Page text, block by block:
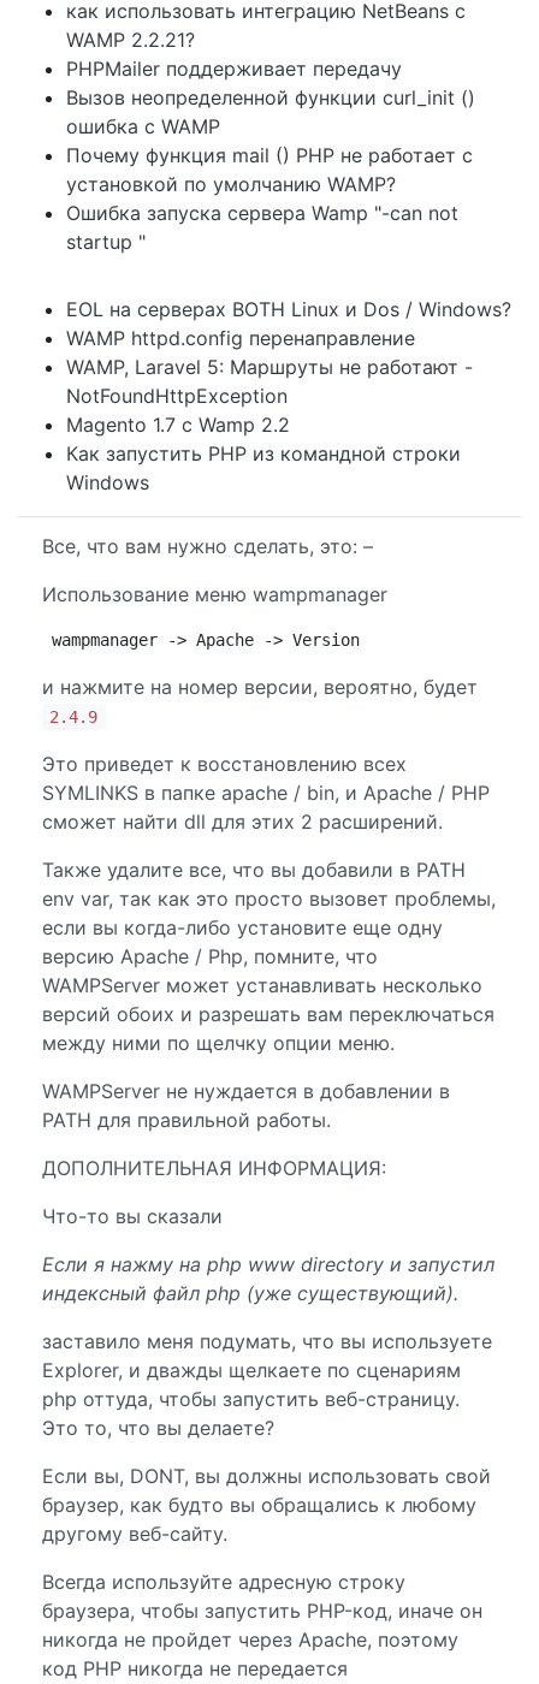
как использовать интеграцию NetBeans с
WAMP 2.2.21?
PHPMailer поддерживает передачу
Вызов неопределенной функции curl_init ()
ошибка с WAMP
Почему функция mail () PHP не работает с
установкой по умолчанию WAMP?
Ошибка запуска сервера Wamp "-can not
startup "
EOL на серверах BOTH Linux и Dos / Windows?
WAMP httpd.config перенаправление
WAMP, Laravel 5: Маршруты не работают -
NotFoundHttpException
Magento 1.7 с Wamp 2.2
Как запустить PHP из командной строки
Windows
Все, что вам нужно сделать, это: –
Использование меню wampmanager
wampmanager -> Apache -> Version
и нажмите на номер версии, вероятно, будет
2.4.9
Это приведет к восстановлению всех
SYMLINKS в папке apache / bin, и Apache / PHP
сможет найти dll для этих 2 расширений.
Также удалите все, что вы добавили в PATH
env var, так как это просто вызовет проблемы,
если вы когда-либо установите еще одну
версию Apache / Php, помните, что
WAMPServer может устанавливать несколько
версий обоих и разрешать вам переключаться
между ними по щелчку опции меню.
WAMPServer не нуждается в добавлении в
PATH для правильной работы.
ДОПОЛНИТЕЛЬНАЯ ИНФОРМАЦИЯ:
Что-то вы сказали
Если я нажму на php www directory и запустил
индексный файл php (уже существующий).
заставило меня подумать, что вы используете
Explorer, и дважды щелкаете по сценариям
php оттуда, чтобы запустить веб-страницу.
Это то, что вы делаете?
Если вы, DONT, вы должны использовать свой
браузер, как будто вы обращались к любому
другому веб-сайту.
Всегда используйте адресную строку
браузера, чтобы запустить PHP-код, иначе он
никогда не пройдет через Apache, поэтому
код PHP никогда не передается